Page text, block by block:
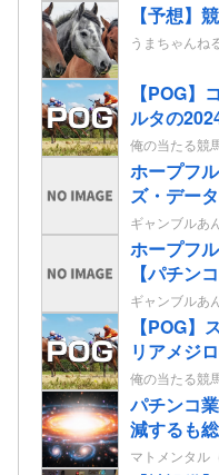
【予想】
うまちゃんね
【POG】
ルタの
情報
俺の当たる競
ホープフ
ズ・デー
ギャンブルあ
ホープフ
【パチン
ギャンブルあ
【POG
リアメジ
スの2歳情
俺の当たる競
パチンコ
減するも
割合はコ
マトメンタル